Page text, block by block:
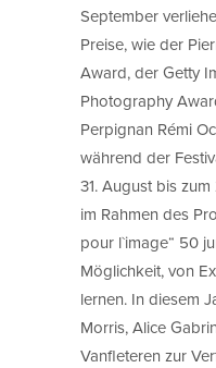
September
Preise, wie der
Award, der Getty
Photography
Perpignan Rémi
während der
31. August bis
im Rahmen des
pour l`image“ 50
Möglichkeit, von
lernen. In diesem
Morris, Alice
Vanfleteren zur